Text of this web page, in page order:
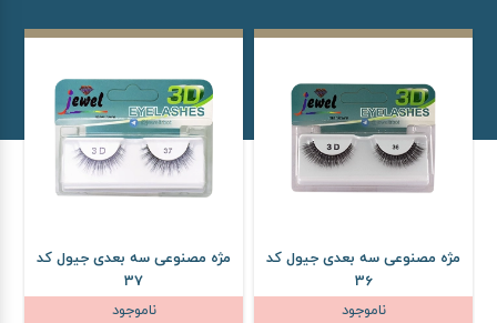
مژه مصنوعی سه بعدی جیول کد
36
ناموجود
مژه مصنوعی سه بعدی جیول کد
37
ناموجود